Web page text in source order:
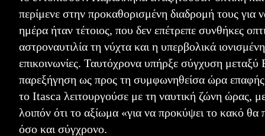
περίμενε στην προκαθορισμένη διαδρομή τους για
ημέρα ήταν τέτοιος, που δεν επέτρεπε συνθήκες
αστροναυτιλία τη νύχτα και η υπερβολικά
επικοινωνίες. Ταυτόχρονα υπήρξε σύγχυση
παρεξήγηση ως προς τη συμφωνηθείσα ώρα
το Itasca λειτουργούσε με τη ναυτική ζώνη ώρας,
λοιπόν ότι το αξίωμα «για να προκύψει το κακό
όσο και σύγχρονο.